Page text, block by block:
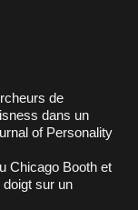
dans un
of Personality
Chicago Booth et
doigt sur un